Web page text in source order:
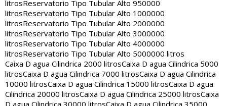
litrosReservatorio Tipo Tubular Alto 950000
litrosReservatorio Tipo Tubular Alto 1000000
litrosReservatorio Tipo Tubular Alto 2000000
litrosReservatorio Tipo Tubular Alto 3000000
litrosReservatorio Tipo Tubular Alto 4000000
litrosReservatorio Tipo Tubular Alto 5000000 litros
Caixa D agua Cilindrica 2000 litrosCaixa D agua Cilindrica 5000
litrosCaixa D agua Cilindrica 7000 litrosCaixa D agua Cilindrica
10000 litrosCaixa D agua Cilindrica 15000 litrosCaixa D agua
Cilindrica 20000 litrosCaixa D agua Cilindrica 25000 litrosCaixa